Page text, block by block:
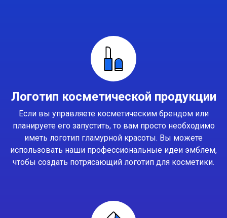
Логотип косметической продукции
Если вы управляете косметическим брендом или
планируете его запустить, то вам просто необходимо
иметь логотип гламурной красоты. Вы можете
использовать наши профессиональные идеи эмблем,
чтобы создать потрясающий логотип для косметики.